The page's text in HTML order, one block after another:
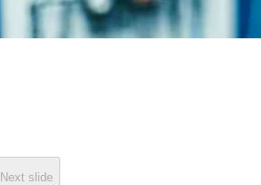
Next slide